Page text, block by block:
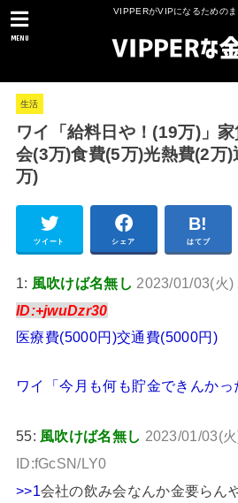
VIPPERがVIPになるためのま
MENU
生活
ワイ「給料日や！(19万)」
会(3万)食費(5万)光熱費(2万
万)
ツイート シェア はてブ
1: 風吹けば名無し 2023/01/03(火)
ID:+jwuDzr30
医療費(5000円)交通費(5000円)
ワイ「今月も何も貯金できんかっ
55: 風吹けば名無し 2023/01/03(
ID:fGcSN/LY0
>>1会社の飲み会なんか金要らん